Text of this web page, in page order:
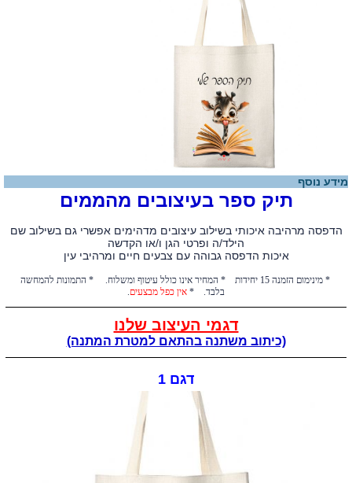
מידע נוסף
תיק ספר בעיצובים מהממים
הדפסה מרהיבה איכותי בשילוב עיצובים מדהימים אפשרי גם בשילוב שם
הילד/ה ופרטי הגן ו/או הקדשה
איכות הדפסה גבוהה עם צבעים חיים ומרהיבי עין
* מינימום הזמנה 15 יחידות * המחיר אינו כולל עיטוף ומשלוח. * התמונות להמחשה
בלבד. * אין כפל מבצעים.
דגמי העיצוב שלנו
(כיתוב משתנה בהתאם למטרת המתנה)
דגם 1